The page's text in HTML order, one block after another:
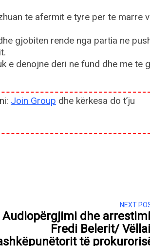
te afermit e tyre per te marre
gjobiten rende nga partia ne
e denojne deri ne fund dhe me te
Join Group dhe kërkesa do t’ju
NEXT
Audiopërgjimi dhe
Fredi Belerit/
të